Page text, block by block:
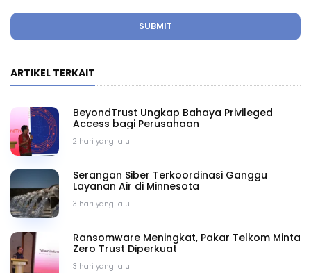
SUBMIT
ARTIKEL TERKAIT
2 hari yang lalu
BeyondTrust Ungkap Bahaya Privileged
Access bagi Perusahaan
3 hari yang lalu
Serangan Siber Terkoordinasi Ganggu
Layanan Air di Minnesota
3 hari yang lalu
Ransomware Meningkat, Pakar Telkom Minta
Zero Trust Diperkuat